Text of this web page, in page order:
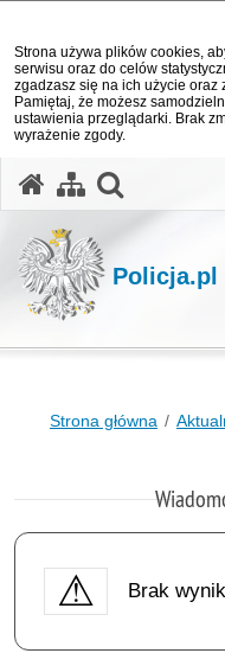
Strona używa plików cookies,
serwisu oraz do celów
zgadzasz się na ich użycie
Pamiętaj, że możesz
ustawienia przeglądarki. Brak
wyrażenie zgody.
Policja.pl
Strona główna
Brak